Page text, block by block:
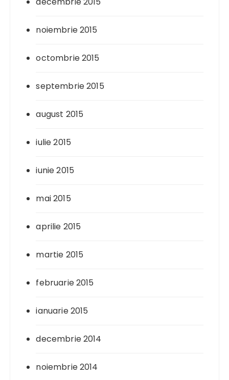
noiembrie 2015
octombrie 2015
septembrie 2015
august 2015
iulie 2015
iunie 2015
mai 2015
aprilie 2015
martie 2015
februarie 2015
ianuarie 2015
decembrie 2014
noiembrie 2014